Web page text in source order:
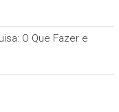
O Que Fazer e